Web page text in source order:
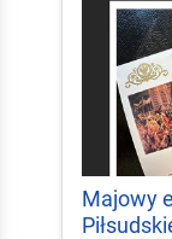
Majowy